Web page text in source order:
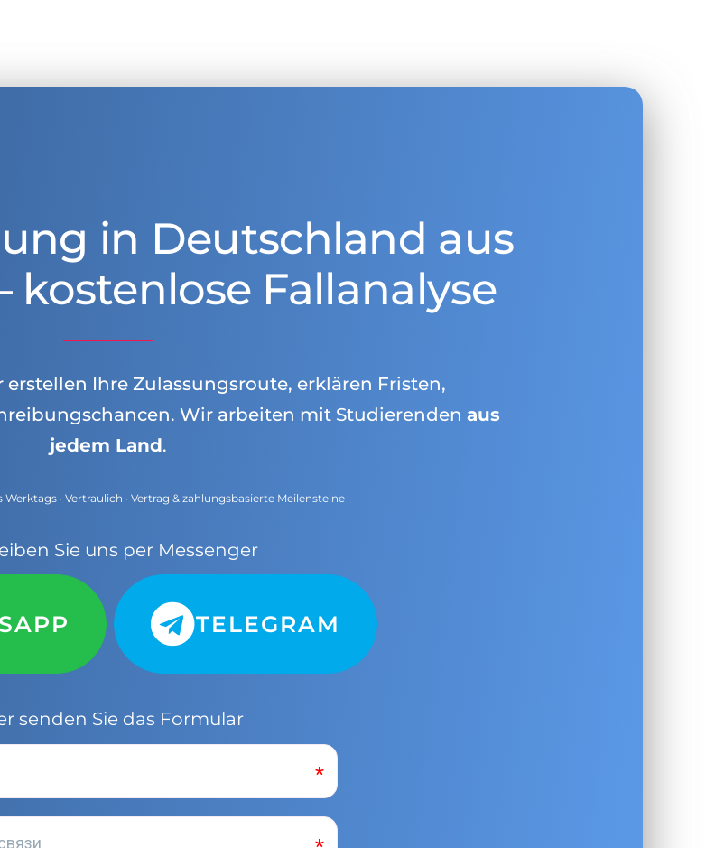
in Deutschland aus
Fallanalyse
erstellen Ihre Zulassungsroute, erklären Fristen,
Wir arbeiten mit Studierendenaus
jedem Land.
· Vertraulich · Vertrag & zahlungsbasierte Meilensteine
Sie uns per Messenger
TELEGRAM
senden Sie das Formular